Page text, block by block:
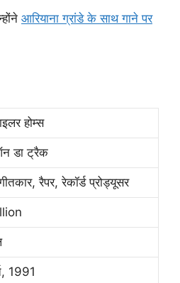
आरियाना ग्रांडे के साथ गाने पर
होम्स
डा ट्रैक
रैपर, रेकॉर्ड प्रोड्यूसर
1991